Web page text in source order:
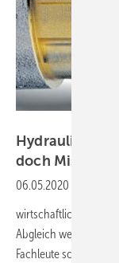
Hydraulischer
doch Mission
06.05.2020
wirtschaftliche
Abgleich wenigstens
Fachleute schütteln